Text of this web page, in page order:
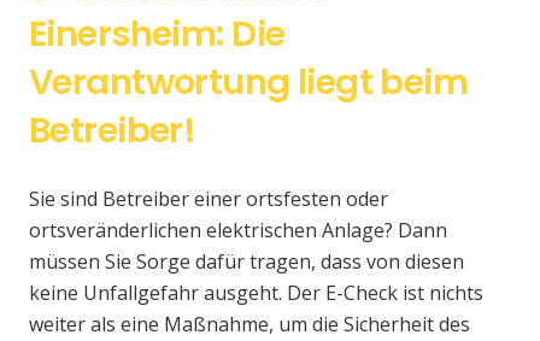
Einersheim: Die
Verantwortung liegt beim
Betreiber!
Sie sind Betreiber einer ortsfesten oder
ortsveränderlichen elektrischen Anlage? Dann
müssen Sie Sorge dafür tragen, dass von diesen
keine Unfallgefahr ausgeht. Der E-Check ist nichts
weiter als eine Maßnahme, um die Sicherheit des